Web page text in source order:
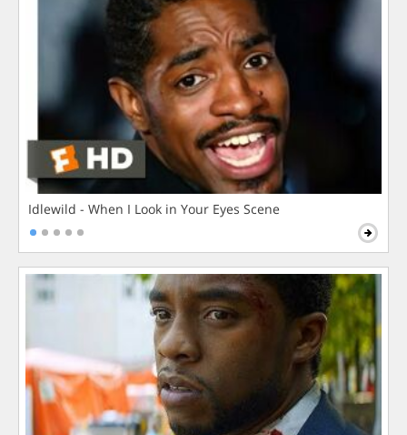
Idlewild - When I Look in Your Eyes Scene